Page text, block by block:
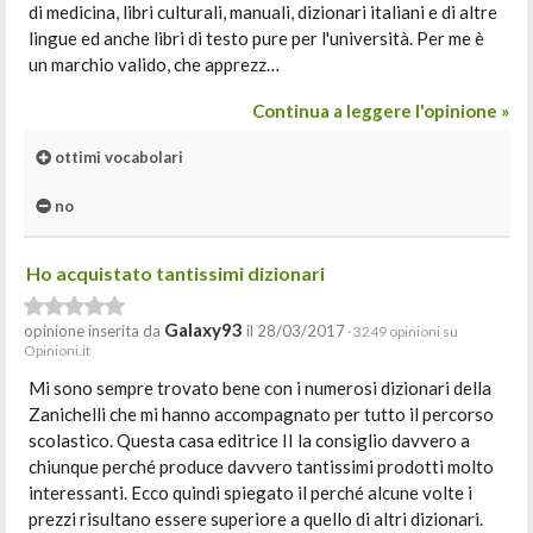
di medicina, libri culturali, manuali, dizionari italiani e di altre
lingue ed anche libri di testo pure per l'università. Per me è
un marchio valido, che apprezz…
Continua a leggere l'opinione »
ottimi vocabolari
no
Ho acquistato tantissimi dizionari
opinione inserita da Galaxy93 il 28/03/2017 · 3249 opinioni su
Opinioni.it
Mi sono sempre trovato bene con i numerosi dizionari della
Zanichelli che mi hanno accompagnato per tutto il percorso
scolastico. Questa casa editrice II la consiglio davvero a
chiunque perché produce davvero tantissimi prodotti molto
interessanti. Ecco quindi spiegato il perché alcune volte i
prezzi risultano essere superiore a quello di altri dizionari.